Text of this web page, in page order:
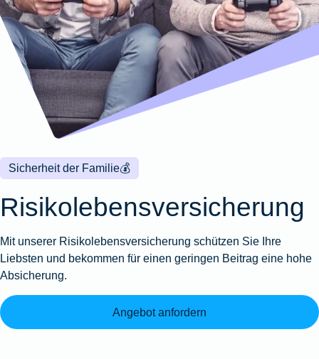
Wohnungsschutzbrief
Zur
Produktübersicht
Gewässerschadenhaftpflicht
Zur
Produktübersicht
Zur
Produktübersicht
Reisehaftpflichtversicherung
Reiserücktrittsversicherung
Zur
Produktübersicht
Zur
Produktübersicht
Zur
Produktübersicht
Zur
Produktübersicht
Montageversicherung
Zur
Produktübersicht
Gruppenunfall für
Betriebe
Gruppenunfall für
Vereine
Produktübersicht
Kunstversicherung
Ausstellungsversicherung
Valorenversicherung
Oldtimersammlungsversicherung
Zur
💰
Sicherheit der Familie
Risikolebensversicherung
Mit unserer Risikolebensversicherung schützen Sie Ihre
Liebsten und bekommen für einen geringen Beitrag eine hohe
Absicherung.
Angebot anfordern